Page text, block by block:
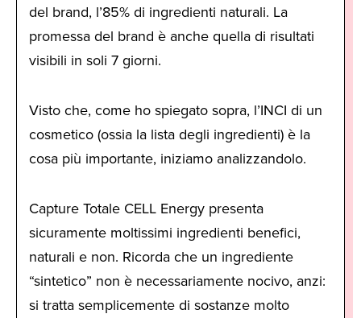
del brand, l’85% di ingredienti naturali. La
promessa del brand è anche quella di risultati
visibili in soli 7 giorni.
Visto che, come ho spiegato sopra, l’INCI di un
cosmetico (ossia la lista degli ingredienti) è la
cosa più importante, iniziamo analizzandolo.
Capture Totale CELL Energy presenta
sicuramente moltissimi ingredienti benefici,
naturali e non. Ricorda che un ingrediente
“sintetico” non è necessariamente nocivo, anzi:
si tratta semplicemente di sostanze molto